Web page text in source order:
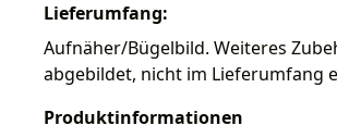
Lieferumfang:
Aufnäher/Bügelbild. Weiteres
abgebildet, nicht im Lieferumfang
Produktinformationen